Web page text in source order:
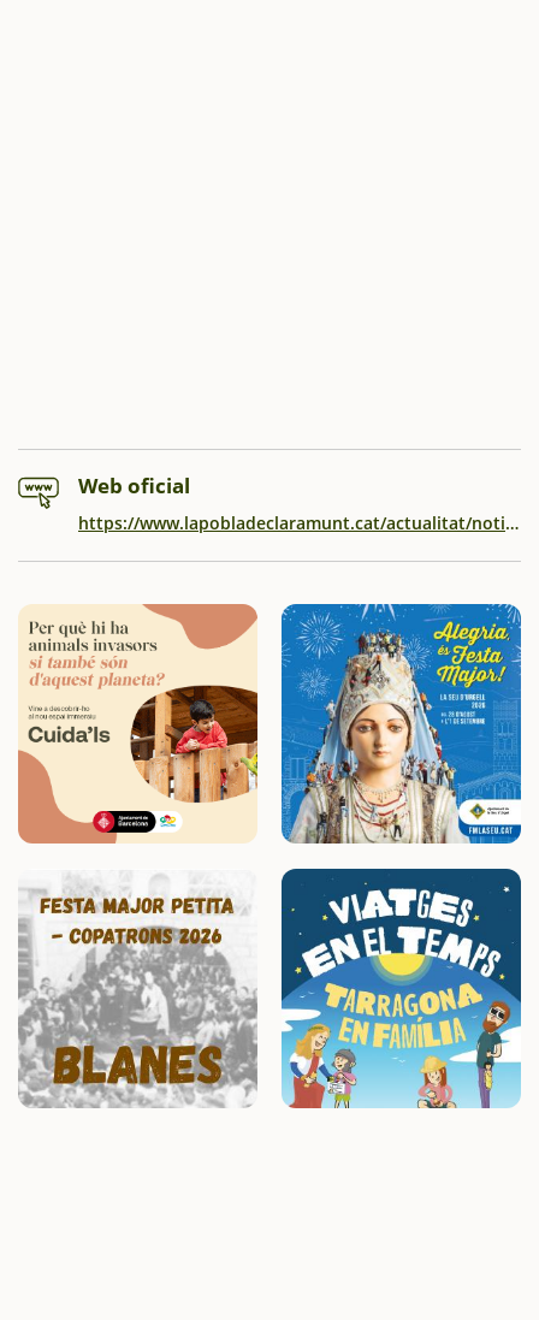
Web oficial
https://www.lapobladeclaramunt.cat/actualitat/noticies/la-pobla-de-claramunt-celebra-la-fira-de-la-candelera-amb-una-aposta-decidida-pel-producte-de-proximitat-lart-local-i-el-teixit-associatiu.html